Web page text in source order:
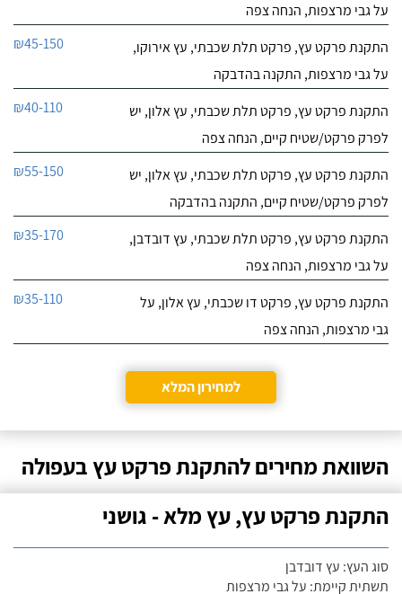
על גבי מרצפות, הנחה צפה
התקנת פרקט עץ, פרקט תלת שכבתי, עץ אירוקו,
על גבי מרצפות, התקנה בהדבקה
₪45-150
התקנת פרקט עץ, פרקט תלת שכבתי, עץ אלון, יש
לפרק פרקט/שטיח קיים, הנחה צפה
₪40-110
התקנת פרקט עץ, פרקט תלת שכבתי, עץ אלון, יש
לפרק פרקט/שטיח קיים, התקנה בהדבקה
₪55-150
התקנת פרקט עץ, פרקט תלת שכבתי, עץ דובדבן,
על גבי מרצפות, הנחה צפה
₪35-170
התקנת פרקט עץ, פרקט דו שכבתי, עץ אלון, על
גבי מרצפות, הנחה צפה
₪35-110
למחירון המלא
השוואת מחירים להתקנת פרקט עץ בעפולה
התקנת פרקט עץ, עץ מלא - גושני
סוג העץ: עץ דובדבן
תשתית קיימת: על גבי מרצפות